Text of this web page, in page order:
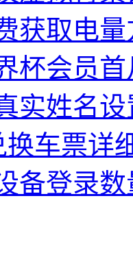
获取电
杯会员
实姓名设
换车票详
备登录数